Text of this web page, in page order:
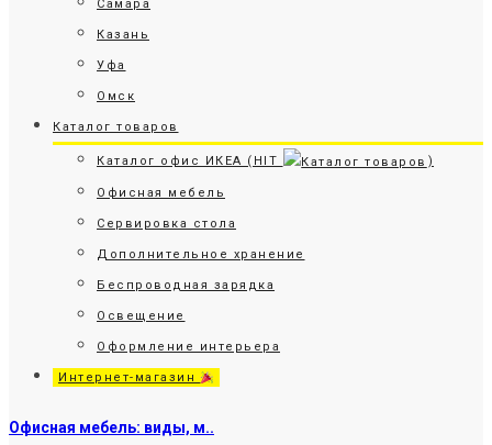
Самара
Казань
Уфа
Омск
Каталог товаров
Каталог офис ИКЕА (HIT )
Офисная мебель
Сервировка стола
Дополнительное хранение
Беспроводная зарядка
Освещение
Оформление интерьера
Интернет-магазин
Офисная мебель: виды, м..